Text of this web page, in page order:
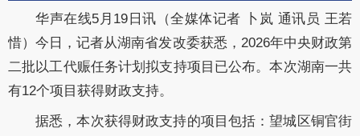
华声在线5月19日讯（全媒体记者 卜岚 通讯员 王若
惜）今日，记者从湖南省发改委获悉，2026年中央财政第
二批以工代赈任务计划拟支持项目已公布。本次湖南一共
有12个项目获得财政支持。
据悉，本次获得财政支持的项目包括：望城区铜官街